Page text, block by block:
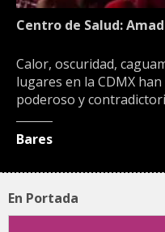
Centro de Salud:
Calor, oscuridad,
lugares en la CDMX
poderoso y
Bares
En Portada